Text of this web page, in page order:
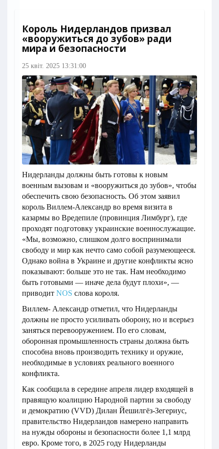
Король Нидерландов призвал
«вооружиться до зубов» ради
мира и безопасности
25 квіт. 2025 13:31:00
Нидерланды должны быть готовы к новым
военным вызовам и «вооружиться до зубов», чтобы
обеспечить свою безопасность. Об этом заявил
король Виллем-Александр во время визита в
казармы во Вредепиле (провинция Лимбург), где
проходят подготовку украинские военнослужащие.
«Мы, возможно, слишком долго воспринимали
свободу и мир как нечто само собой разумеющееся.
Однако война в Украине и другие конфликты ясно
показывают: больше это не так. Нам необходимо
быть готовыми — иначе дела будут плохи», —
приводит NOS слова короля.
Виллем- Александр отметил, что Нидерланды
должны не просто усиливать оборону, но и всерьез
заняться перевооружением. По его словам,
оборонная промышленность страны должна быть
способна вновь производить технику и оружие,
необходимые в условиях реального военного
конфликта.
Как сообщила в середине апреля лидер входящей в
правящую коалицию Народной партии за свободу
и демократию (VVD) Дилан Йешилгёз-Зегериус,
правительство Нидерландов намерено направить
на нужды обороны и безопасности более 1,1 млрд
евро. Кроме того, в 2025 году Нидерланды